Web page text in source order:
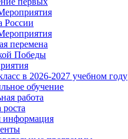
России
перемена
Победы
в 2026-2027 учебном году
обучение
работа